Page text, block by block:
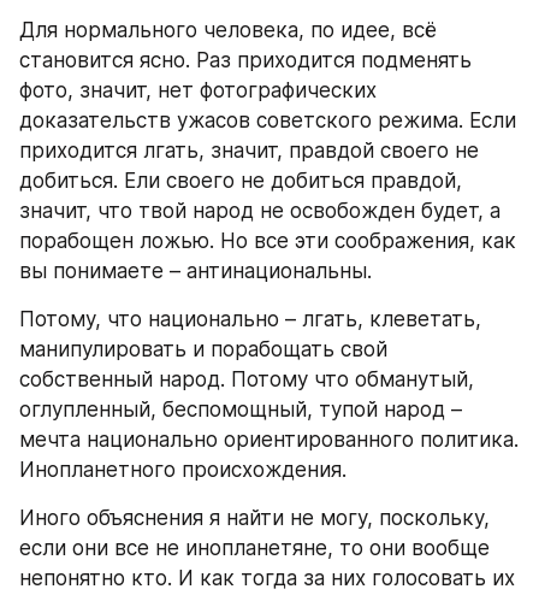
Для нормального человека, по идее, всё
становится ясно. Раз приходится подменять
фото, значит, нет фотографических
доказательств ужасов советского режима. Если
приходится лгать, значит, правдой своего не
добиться. Ели своего не добиться правдой,
значит, что твой народ не освобожден будет, а
порабощен ложью. Но все эти соображения, как
вы понимаете – антинациональны.
Потому, что национально – лгать, клеветать,
манипулировать и порабощать свой
собственный народ. Потому что обманутый,
оглупленный, беспомощный, тупой народ –
Инопланетного происхождения.
Иного объяснения я найти не могу, поскольку,
если они все не инопланетяне, то они вообще
непонятно кто. И как тогда за них голосовать их